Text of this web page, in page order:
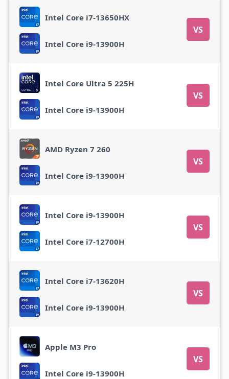
Intel Core i7-13650HX
VS
Intel Core i9-13900H
Intel Core Ultra 5 225H
VS
Intel Core i9-13900H
AMD Ryzen 7 260
VS
Intel Core i9-13900H
Intel Core i9-13900H
VS
Intel Core i7-12700H
Intel Core i7-13620H
VS
Intel Core i9-13900H
Apple M3 Pro
VS
Intel Core i9-13900H